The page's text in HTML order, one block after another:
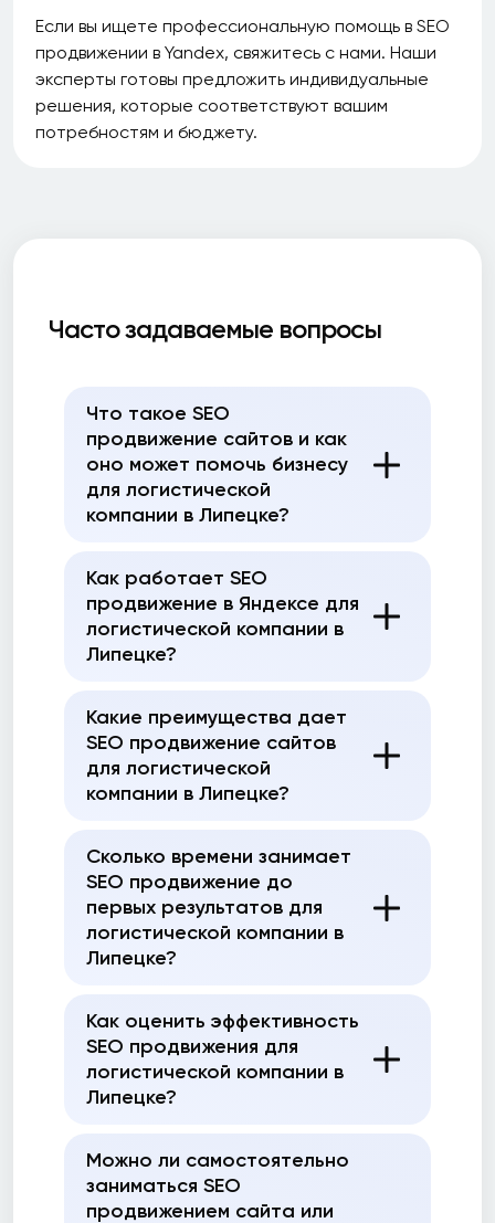
Если вы ищете профессиональную помощь в SEO
продвижении в Yandex, свяжитесь с нами. Наши
эксперты готовы предложить индивидуальные
решения, которые соответствуют вашим
потребностям и бюджету.
Часто задаваемые вопросы
Что такое SEO
продвижение сайтов и как
оно может помочь бизнесу
для логистической
компании в Липецке?
Как работает SEO
продвижение в Яндексе для
логистической компании в
Липецке?
Какие преимущества дает
SEO продвижение сайтов
для логистической
компании в Липецке?
Сколько времени занимает
SEO продвижение до
первых результатов для
логистической компании в
Липецке?
Как оценить эффективность
SEO продвижения для
логистической компании в
Липецке?
Можно ли самостоятельно
заниматься SEO
продвижением сайта или